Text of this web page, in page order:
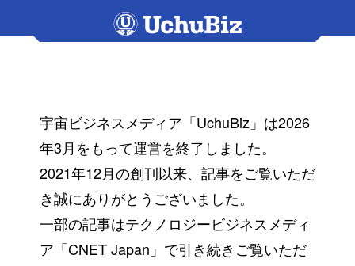
宇宙ビジネスメディア「UchuBiz」は2026
年3月をもって運営を終了しました。
2021年12月の創刊以来、記事をご覧いただ
き誠にありがとうございました。
一部の記事はテクノロジービジネスメディ
ア「CNET Japan」で引き続きご覧いただ